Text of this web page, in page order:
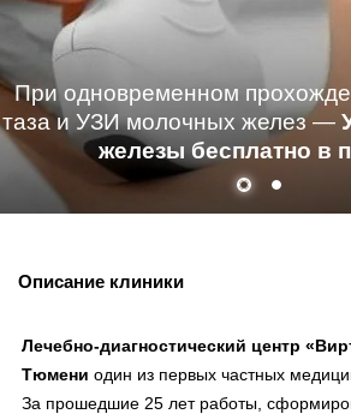
При одновременном
таза и УЗИ молочных желез —
железы бесплатно в
Описание клиники
Лечебно-диагностический центр
Тюмени один из первых частных
За прошедшие 25 лет работы,